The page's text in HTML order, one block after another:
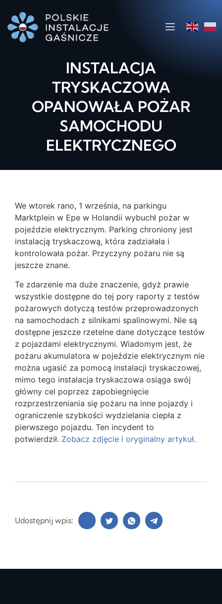
INSTALACJA
TRYSKACZOWA
OPANOWAŁA POŻAR
SAMOCHODU
ELEKTRYCZNEGO
We wtorek rano, 1 września, na parkingu
Marktplein w Epe w Holandii wybuchł pożar w
pojeździe elektrycznym. Parking chroniony jest
instalacją tryskaczową, która zadziałała i
kontrolowała pożar. Przyczyny pożaru nie są
jeszcze znane.
Te zdarzenie ma duże znaczenie, gdyż prawie
wszystkie dostępne do tej pory raporty z testów
pożarowych dotyczą testów przeprowadzonych
na samochodach z silnikami spalinowymi. Nie są
dostępne jeszcze rzetelne dane dotyczące testów
z pojazdami elektrycznymi. Wiadomym jest, że
pożaru akumulatora w pojeździe elektrycznym nie
można ugasić za pomocą instalacji tryskaczowej,
mimo tego instalacja tryskaczowa osiąga swój
główny cel poprzez zapobiegnięcie
rozprzestrzeniania się pożaru na inne pojazdy i
ograniczenie szybkości wydzielania ciepła z
pierwszego pojazdu. Ten incydent to
potwierdził. Zobacz zdjęcie i oryginalny artykuł.
Udostępnij wpis: